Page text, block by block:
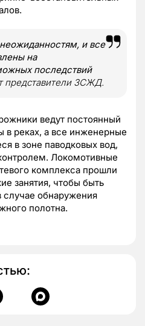
и все
на
последствий
представители ЗСЖД.
ведут постоянный
в реках, а все инженерные
в зоне паводковых вод,
Локомотивные
комплекса прошли
занятия, чтобы быть
случае обнаружения
полотна.